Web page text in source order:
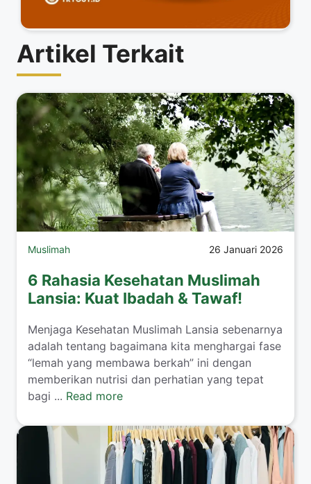
Artikel Terkait
Muslimah 26 Januari 2026
6 Rahasia Kesehatan Muslimah
Lansia: Kuat Ibadah & Tawaf!
​Menjaga Kesehatan Muslimah Lansia sebenarnya
adalah tentang bagaimana kita menghargai fase
“lemah yang membawa berkah” ini dengan
memberikan nutrisi dan perhatian yang tepat
bagi ... Read more